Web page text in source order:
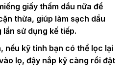
giấy thấm dầu nữa để
thừa, giúp làm sạch dầu
sử dụng kế tiếp.
nếu kỹ tính bạn có thể lọc lại
lọ, đậy nắp kỹ càng rồi đặt